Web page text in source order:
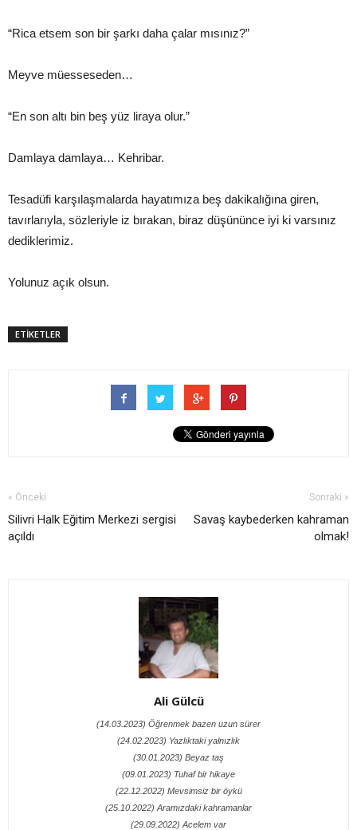
“Rica etsem son bir şarkı daha çalar mısınız?”
Meyve müesseseden…
“En son altı bin beş yüz liraya olur.”
Damlaya damlaya… Kehribar.
Tesadüfi karşılaşmalarda hayatımıza beş dakikalığına giren,
tavırlarıyla, sözleriyle iz bırakan, biraz düşününce iyi ki varsınız
dediklerimiz.
Yolunuz açık olsun.
ETİKETLER
« Önceki
Silivri Halk Eğitim Merkezi sergisi
açıldı
Sonraki »
Savaş kaybederken kahraman
olmak!
Ali Gülcü
(14.03.2023) Öğrenmek bazen uzun sürer
(24.02.2023) Yazlıktaki yalnızlık
(30.01.2023) Beyaz taş
(09.01.2023) Tuhaf bir hikaye
(22.12.2022) Mevsimsiz bir öykü
(25.10.2022) Aramızdaki kahramanlar
(29.09.2022) Acelem var